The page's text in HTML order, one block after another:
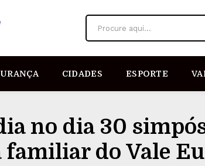
Procure aqui...
CIDADES ESPORTE
no dia 30
do Vale